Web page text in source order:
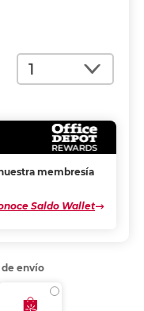
Cantidad
membresía
Saldo Wallet
envío